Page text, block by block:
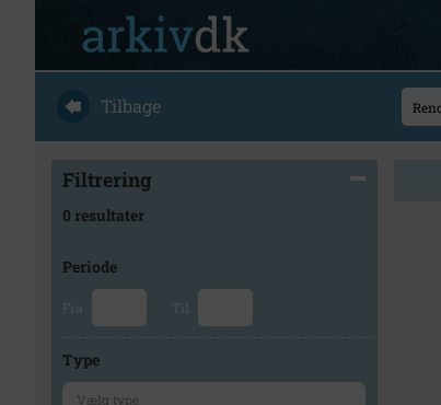
Tilbage
Filtrering
0 resultater
Periode
Fra Til
Type